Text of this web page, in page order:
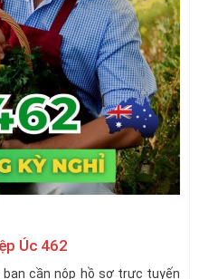
Úc 462
bạn cần nộp hồ sơ trực tuyến